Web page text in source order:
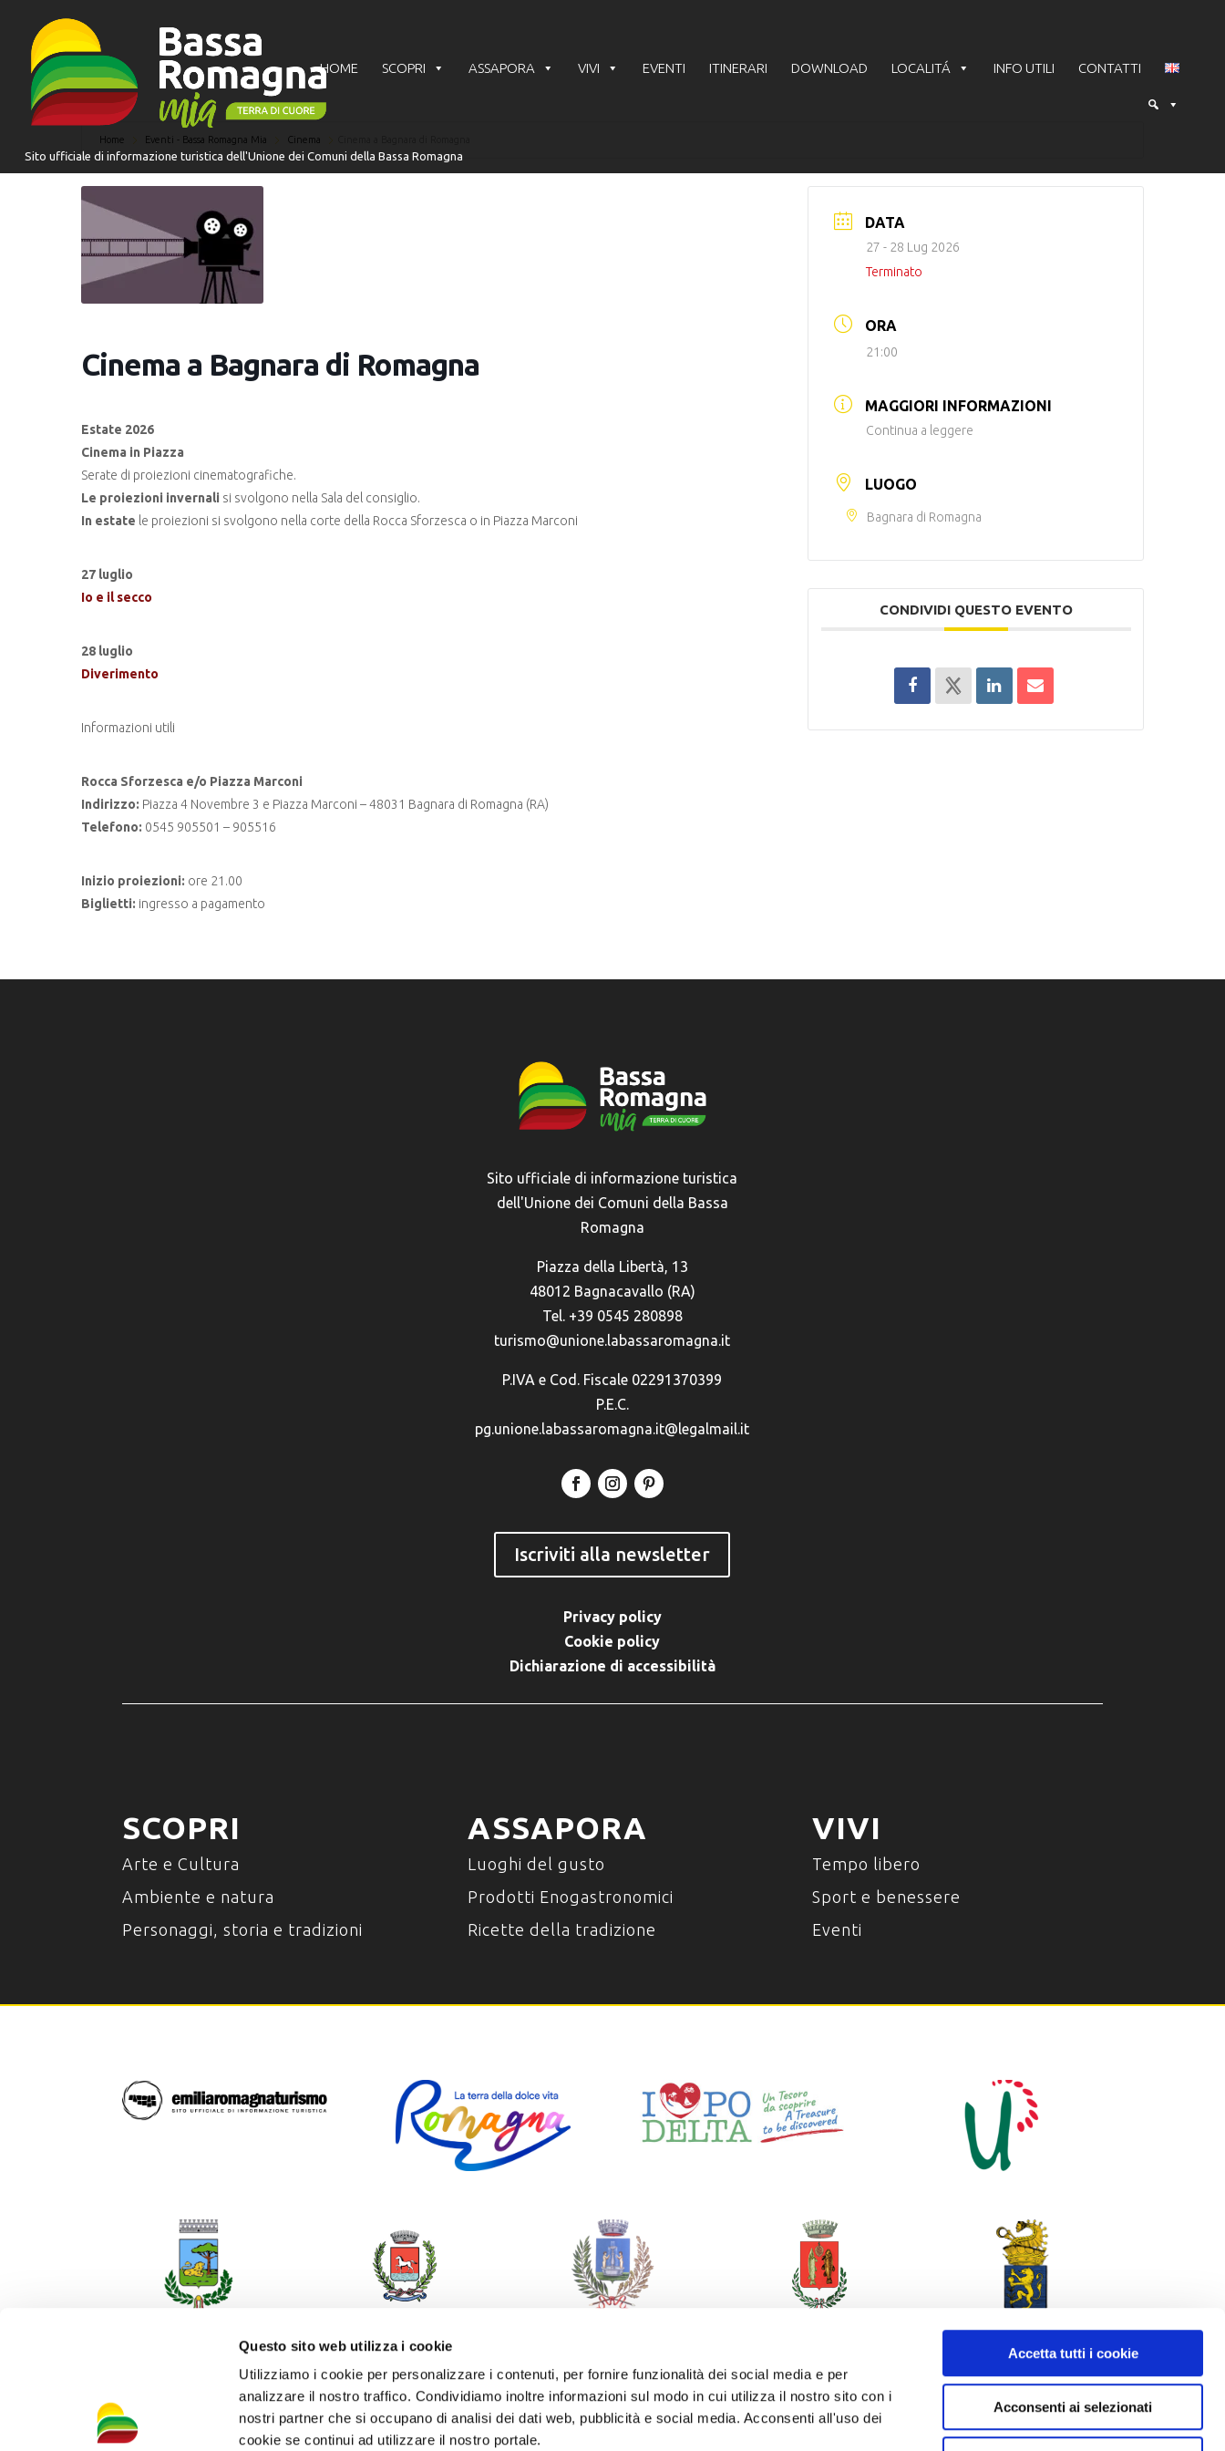
Questo sito web utilizza i cookie
Utilizziamo i cookie per personalizzare i contenuti, per fornire funzionalità dei social media e per
analizzare il nostro traffico. Condividiamo inoltre informazioni sul modo in cui utilizza il nostro sito con i
nostri partner che si occupano di analisi dei dati web, pubblicità e social media. Acconsenti all'uso dei
cookie se continui ad utilizzare il nostro portale.
Accetta tutti i cookie
Acconsenti ai selezionati
HOME SCOPRI ASSAPORA VIVI EVENTI ITINERARI DOWNLOAD LOCALITÁ INFO UTILI CONTATTI
Home Eventi - Bassa Romagna Mia Cinema
Cinema a Bagnara di Romagna
Estate 2026
Cinema in Piazza
Serate di proiezioni cinematografiche.
Le proiezioni invernali si svolgono nella Sala del consiglio.
In estate le proiezioni si svolgono nella corte della Rocca Sforzesca o in Piazza Marconi
27 luglio
Io e il secco
28 luglio
Diverimento
Informazioni utili
Rocca Sforzesca e/o Piazza Marconi
Indirizzo: Piazza 4 Novembre 3 e Piazza Marconi – 48031 Bagnara di Romagna (RA)
Telefono: 0545 905501 – 905516
Inizio proiezioni: ore 21.00
Biglietti: ingresso a pagamento
DATA
27 - 28 Lug 2026
Terminato
ORA
21:00
MAGGIORI INFORMAZIONI
Continua a leggere
LUOGO
Bagnara di Romagna
CONDIVIDI QUESTO EVENTO
Sito ufficiale di informazione turistica
dell'Unione dei Comuni della Bassa
Romagna
Piazza della Libertà, 13
48012 Bagnacavallo (RA)
Tel. +39 0545 280898
turismo@unione.labassaromagna.it
P.IVA e Cod. Fiscale 02291370399
P.E.C.
pg.unione.labassaromagna.it@legalmail.it
Iscriviti alla newsletter
Privacy policy
Cookie policy
Dichiarazione di accessibilità
SCOPRI
Arte e Cultura
Ambiente e natura
Personaggi, storia e tradizioni
ASSAPORA
Luoghi del gusto
Prodotti Enogastronomici
Ricette della tradizione
VIVI
Tempo libero
Sport e benessere
Eventi